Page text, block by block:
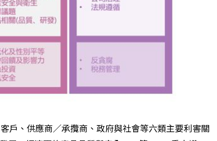
戶、供應商／承攬商、政府與社會等六類主要利害關